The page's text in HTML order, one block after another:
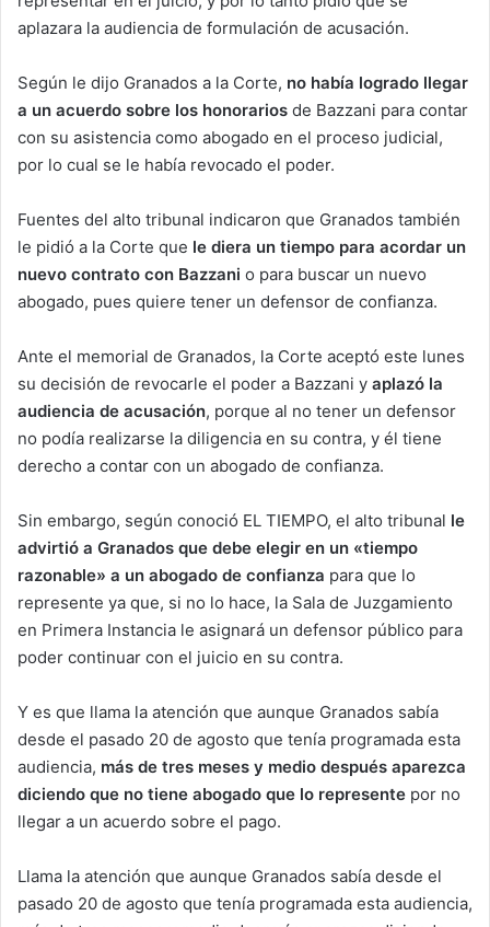
aplazara la audiencia de formulación de acusación.
Según le dijo Granados a la Corte, no había logrado llegar
a un acuerdo sobre los honorarios de Bazzani para contar
con su asistencia como abogado en el proceso judicial,
por lo cual se le había revocado el poder.
Fuentes del alto tribunal indicaron que Granados también
le pidió a la Corte que le diera un tiempo para acordar un
nuevo contrato con Bazzani o para buscar un nuevo
abogado, pues quiere tener un defensor de confianza.
Ante el memorial de Granados, la Corte aceptó este lunes
su decisión de revocarle el poder a Bazzani y aplazó la
audiencia de acusación, porque al no tener un defensor
no podía realizarse la diligencia en su contra, y él tiene
derecho a contar con un abogado de confianza.
Sin embargo, según conoció EL TIEMPO, el alto tribunal le
advirtió a Granados que debe elegir en un «tiempo
razonable» a un abogado de confianza para que lo
represente ya que, si no lo hace, la Sala de Juzgamiento
en Primera Instancia le asignará un defensor público para
poder continuar con el juicio en su contra.
Y es que llama la atención que aunque Granados sabía
desde el pasado 20 de agosto que tenía programada esta
audiencia, más de tres meses y medio después aparezca
diciendo que no tiene abogado que lo represente por no
llegar a un acuerdo sobre el pago.
Llama la atención que aunque Granados sabía desde el
pasado 20 de agosto que tenía programada esta audiencia,